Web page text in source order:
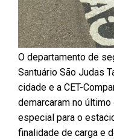
O departamento de
Santuário São Judas
cidade e a CET-
demarcaram no
especial para o
finalidade de carga e